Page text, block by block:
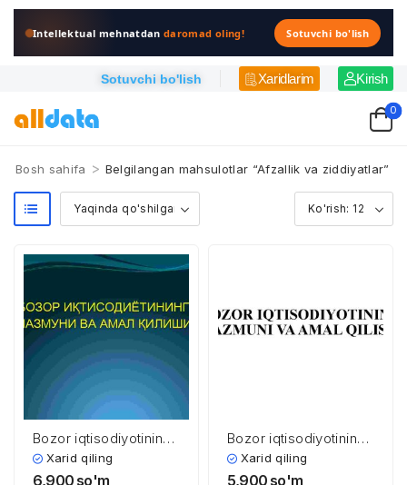
Intellektual mehnatdandaromad oling! Sotuvchi bo'lish
Sotuvchi bo'lish Xaridlarim Kirish
0
Bosh sahifa > Belgilangan mahsulotlar “Afzallik va ziddiyatlar”
Bozor iqtisodiyotining
mazmuni va amal
qilishi
Xarid qiling
6,900 so'm
Bozor iqtisodiyotining
mazmuni va amal
qilishi
Xarid qiling
5,900 so'm